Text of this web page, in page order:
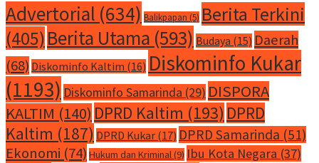
Advertorial (634) Balikpapan (5) Berita Terkini
(405)Berita Utama (593) Budaya (15) Daerah
(68) Diskominfo Kaltim (16) Diskominfo Kukar
(1193) Diskominfo Samarinda (29) DISPORA
KALTIM (140) DPRD Kaltim (193) DPRD
Kaltim (187) DPRD Kukar (17) DPRD Samarinda (51)
Ekonomi (74) Hukum dan Kriminal(9) Ibu Kota Negara (37)